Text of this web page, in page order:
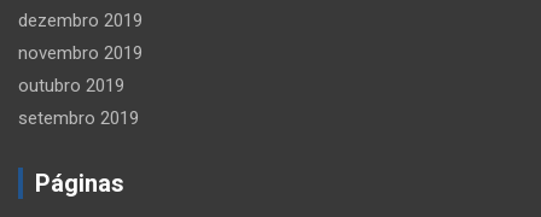
dezembro 2019
novembro 2019
outubro 2019
setembro 2019
Páginas